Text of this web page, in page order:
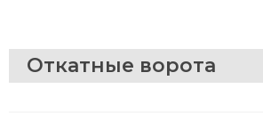
Откатные ворота